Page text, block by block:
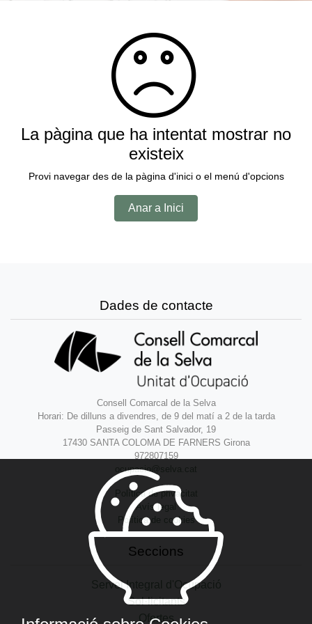
La pàgina que ha intentat mostrar no
existeix
Provi navegar des de la pàgina d'inici o el menú d'opcions
Anar a Inici
Dades de contacte
Consell Comarcal de la Selva
Horari: De dilluns a divendres, de 9 del matí a 2 de la tarda
Passeig de Sant Salvador, 19
17430 SANTA COLOMA DE FARNERS Girona
972807159
ocupacio@selva.cat
Política de privacitat
Avís legal
Política de cookies
Seccions
Servei Integral d'Ocupació
Sol·licitants
Ofertes